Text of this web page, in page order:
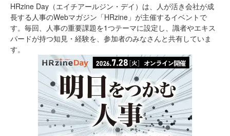
HRzine Day（エイチアールジン・デイ）は、人が活き会社が成
長する人事のWebマガジン「HRzine」が主催するイベントで
す。毎回、人事の重要課題を1つテーマに設定し、識者やエキス
パードが持つ知見・経験を、参加者のみなさんと共有していま
す。